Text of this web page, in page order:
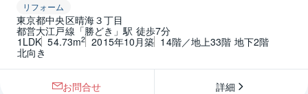
リフォーム
東京都中央区晴海３丁目
都営大江戸線「勝どき」駅 徒歩7分
1LDK 54.73m2 2015年10月築 14階／地上33階 地下2階
北向き
お問合せ 詳細